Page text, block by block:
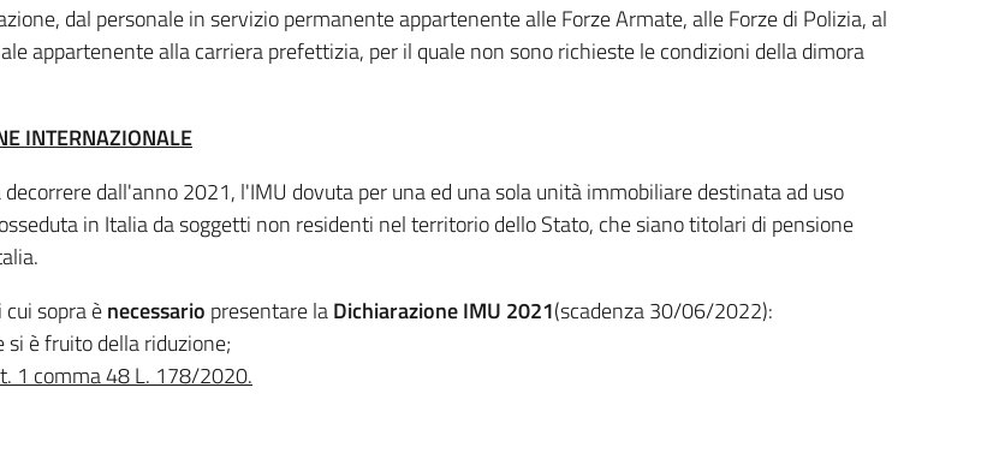
dal personale in servizio permanente appartenente alle Forze Armate, alle Forze di Polizia, al
appartenente alla carriera prefettizia, per il quale non sono richieste le condizioni della dimora
INTERNAZIONALE
dall'anno 2021, l'IMU dovuta per una ed una sola unità immobiliare destinata ad uso
in Italia da soggetti non residenti nel territorio dello Stato, che siano titolari di pensione
sopra ènecessario presentare laDichiarazione IMU 2021(scadenza 30/06/2022):
è fruito della riduzione;
1 comma 48 L. 178/2020.